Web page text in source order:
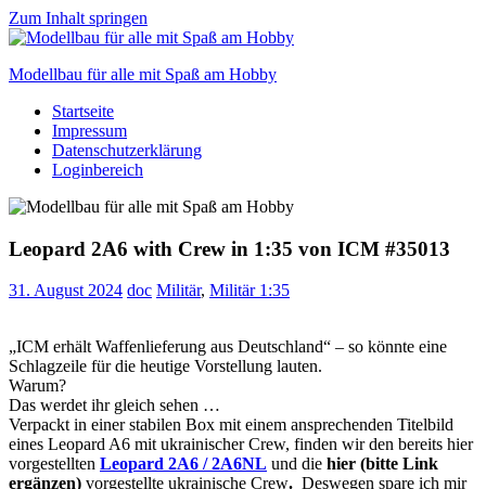
Zum Inhalt springen
Modellbau für alle mit Spaß am Hobby
Scale
modelling
to
Startseite
Impressum
Datenschutzerklärung
Loginbereich
Leopard 2A6 with Crew in 1:35 von ICM #35013
31. August 2024 doc Militär, Militär 1:35
„ICM erhält Waffenlieferung aus Deutschland“ – so könnte eine
Schlagzeile für die heutige Vorstellung lauten.
Warum?
Das werdet ihr gleich sehen …
Verpackt in einer stabilen Box mit einem ansprechenden Titelbild
eines Leopard A6 mit ukrainischer Crew, finden wir den bereits hier
vorgestellten Leopard 2A6 / 2A6NL und die hier (bitte Link
ergänzen) vorgestellte ukrainische Crew. Deswegen spare ich mir